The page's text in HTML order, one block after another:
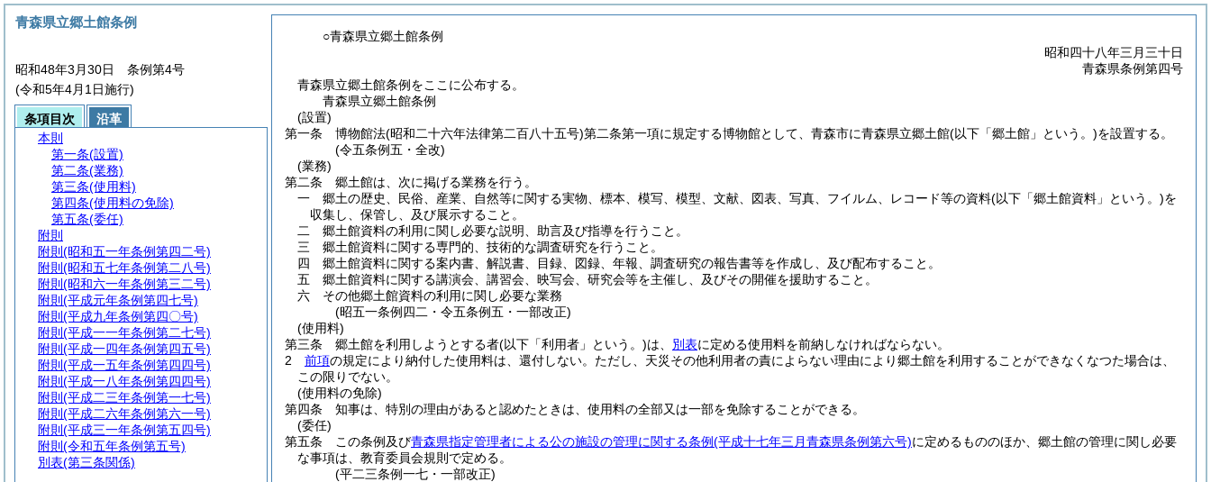
○青森県立郷土館条例
昭和四十八年三月三十日
青森県条例第四号
青森県立郷土館条例をここに公布する。
青森県立郷土館条例
(設置)
第一条
博物館法(昭和二十六年法律第二百八十五号)第二条第一項に規定する博物館として、青森市に青森県立郷土館(以下「郷土館」という。)を設置する。
(令五条例五・全改)
(業務)
第二条
郷土館は、次に掲げる業務を行う。
一
郷土の歴史、民俗、産業、自然等に関する実物、標本、模写、模型、文献、図表、写真、フイルム、レコード等の資料(以下「郷土館資料」という。)を
収集し、保管し、及び展示すること。
二
郷土館資料の利用に関し必要な説明、助言及び指導を行うこと。
三
郷土館資料に関する専門的、技術的な調査研究を行うこと。
四
郷土館資料に関する案内書、解説書、目録、図録、年報、調査研究の報告書等を作成し、及び配布すること。
五
郷土館資料に関する講演会、講習会、映写会、研究会等を主催し、及びその開催を援助すること。
六
その他郷土館資料の利用に関し必要な業務
(昭五一条例四二・令五条例五・一部改正)
(使用料)
第三条
郷土館を利用しようとする者(以下「利用者」という。)は、 別表に定める使用料を前納しなければならない。
2
前項の規定により納付した使用料は、還付しない。 ただし、天災その他利用者の責によらない理由により郷土館を利用することができなくなつた場合は、
この限りでない。
(使用料の免除)
第四条
知事は、特別の理由があると認めたときは、使用料の全部又は一部を免除することができる。
(委任)
第五条
この条例及び青森県指定管理者による公の施設の管理に関する条例(平成十七年三月青森県条例第六号)に定めるもののほか、郷土館の管理に関し必要
な事項は、教育委員会規則で定める。
(平二三条例一七・一部改正)
青森県立郷土館条例
昭和48年3月30日 条例第4号
(令和5年4月1日施行)
条項目次
沿革
本則
第一条(設置)
第二条(業務)
第三条(使用料)
第四条(使用料の免除)
第五条(委任)
附則
附則 (昭和五一年条例第四二号)
附則 (昭和五七年条例第二八号)
附則 (昭和六一年条例第三二号)
附則 (平成元年条例第四七号)
附則 (平成九年条例第四〇号)
附則 (平成一一年条例第二七号)
附則 (平成一四年条例第四五号)
附則 (平成一五年条例第四四号)
附則 (平成一八年条例第四四号)
附則 (平成二三年条例第一七号)
附則 (平成二六年条例第六一号)
附則 (平成三一年条例第五四号)
附則 (令和五年条例第五号)
別表(第三条関係)